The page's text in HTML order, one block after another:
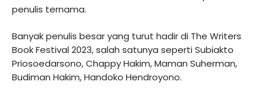
penulis ternama.
Banyak penulis besar yang turut hadir di The Writers
Book Festival 2023, salah satunya seperti Subiakto
Priosoedarsono, Chappy Hakim, Maman Suherman,
Budiman Hakim, Handoko Hendroyono.